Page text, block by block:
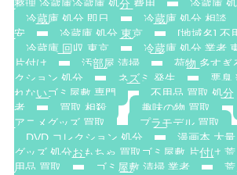
整理 冷蔵庫冷蔵庫 処分 費用
冷蔵庫
冷蔵庫 処分 即日
冷蔵庫 処分 相談
安
冷蔵庫 処分 東京
[地域名] 不
冷蔵庫 回収 東京
冷蔵庫 処分 業者
片付け
汚部屋 清掃 荷物 多すぎ
クション 処分
ネズミ 発生 悪臭
れないゴミ屋敷 専門
不用品 買取 処分
者
買取 相殺 趣味の物 買取
アニメグッズ 買取
プラモデル 買取
DVD コレクション 処分
漫画本 大量
グッズ 処分おもちゃ 買取ゴミ屋敷 片付け
用品 買取
ゴミ屋敷 清掃 業者